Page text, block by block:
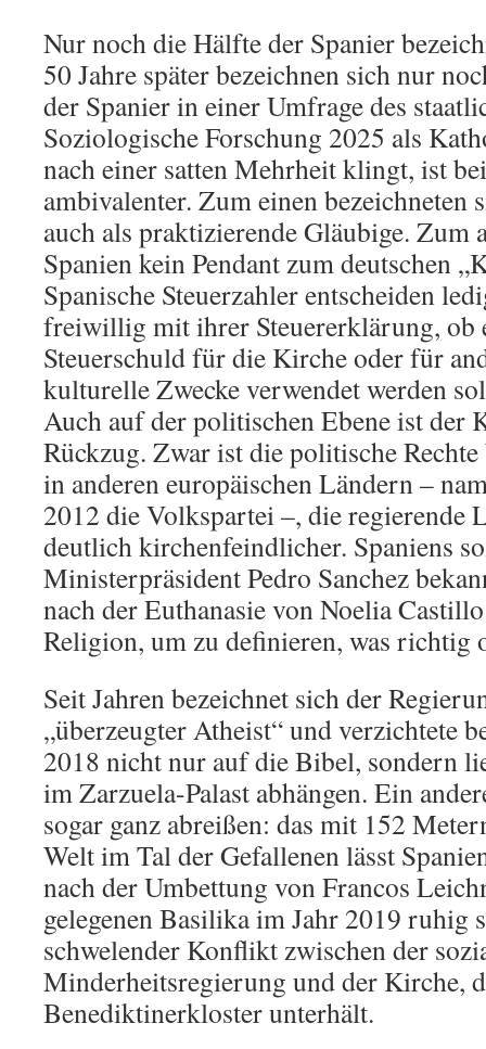
Nur noch die Hälfte der Spanier
50 Jahre später bezeichnen sich nur
der Spanier in einer Umfrage des
Soziologische Forschung 2025 als
nach einer satten Mehrheit klingt, ist
ambivalenter. Zum einen bezeichneten
auch als praktizierende Gläubige. Zum
Spanien kein Pendant zum deutschen
Spanische Steuerzahler entscheiden
freiwillig mit ihrer Steuererklärung, ob
Steuerschuld für die Kirche oder für
kulturelle Zwecke verwendet werden
Auch auf der politischen Ebene ist der
Rückzug. Zwar ist die politische
in anderen europäischen Ländern –
2012 die Volkspartei –, die regierende
deutlich kirchenfeindlicher. Spaniens
Ministerpräsident Pedro Sanchez
nach der Euthanasie von Noelia
Religion, um zu definieren, was richtig
Seit Jahren bezeichnet sich der
„überzeugter Atheist“ und verzichtete
2018 nicht nur auf die Bibel, sondern
im Zarzuela-Palast abhängen. Ein
sogar ganz abreißen: das mit 152
Welt im Tal der Gefallenen lässt
nach der Umbettung von Francos
gelegenen Basilika im Jahr 2019 ruhig
schwelender Konflikt zwischen der
Minderheitsregierung und der Kirche,
Benediktinerkloster unterhält.